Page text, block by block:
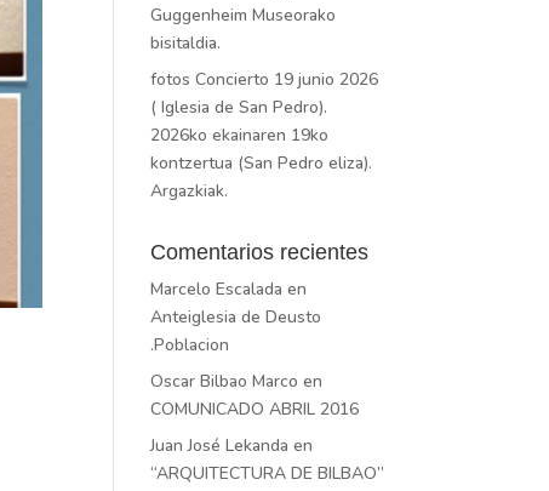
Guggenheim Museorako
bisitaldia.
fotos Concierto 19 junio 2026
( Iglesia de San Pedro).
2026ko ekainaren 19ko
kontzertua (San Pedro eliza).
Argazkiak.
Comentarios recientes
Marcelo Escalada en
Anteiglesia de Deusto
.Poblacion
Oscar Bilbao Marco en
COMUNICADO ABRIL 2016
Juan José Lekanda en
“ARQUITECTURA DE BILBAO”